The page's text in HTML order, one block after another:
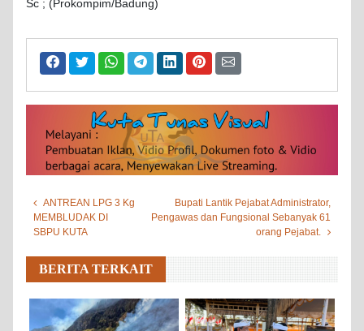
Sc ; (Prokompim/Badung)
ANTREAN LPG 3 Kg
MEMBLUDAK DI
SBPU KUTA
Bupati Lantik Pejabat Administrator,
Pengawas dan Fungsional Sebanyak 61
orang Pejabat.
BERITA TERKAIT